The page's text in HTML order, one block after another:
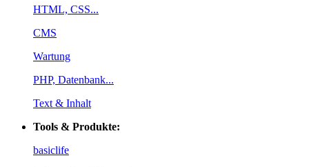
HTML, CSS...
CMS
Wartung
PHP, Datenbank...
Text & Inhalt
Tools & Produkte:
basiclife